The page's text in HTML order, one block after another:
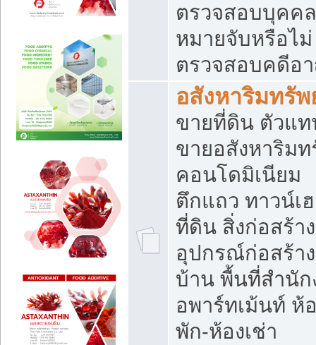
ตรวจสอบบุคค
หมายจับหรือไม่
ตรวจสอบคดีอ
อสังหาริมทรัพ
ขายที่ดิน ตัวแ
ขายอสังหาริมท
คอนโดมิเนียม
ตึกแถว ทาวน์เ
ที่ดิน สิ่งก่อสร้าง
อุปกรณ์ก่อสร้าง
บ้าน พื้นที่สำนัก
อพาร์ทเม้นท์ ห้
พัก-ห้องเช่า